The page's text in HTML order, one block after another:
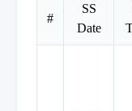
#
SS
Date